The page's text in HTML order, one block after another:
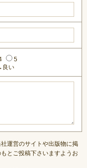
5
良い
運営のサイトや出版物に掲
とご投稿下さいますようお